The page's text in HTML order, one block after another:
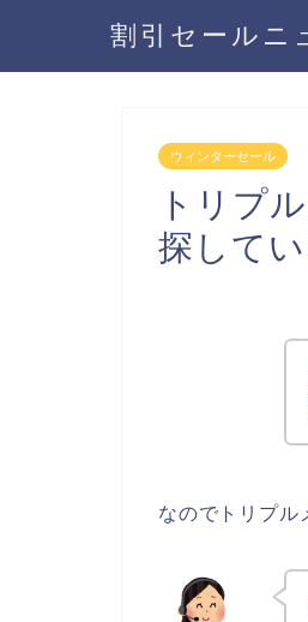
割引セールニ
ウィンターセール
トリプ
探して
なのでトリプル